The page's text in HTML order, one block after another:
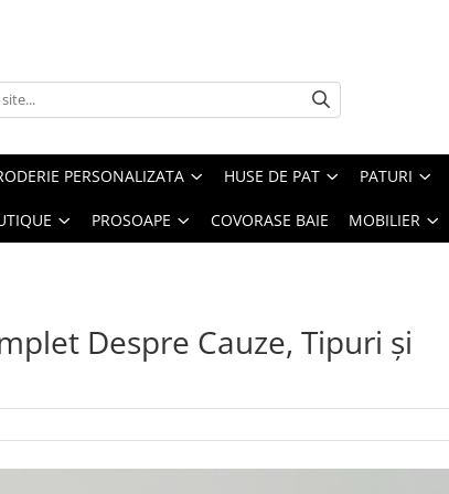
PERSONALIZATA HUSE DE PAT PATURI
PROSOAPE COVORASE BAIE MOBILIER
Despre Cauze, Tipuri și